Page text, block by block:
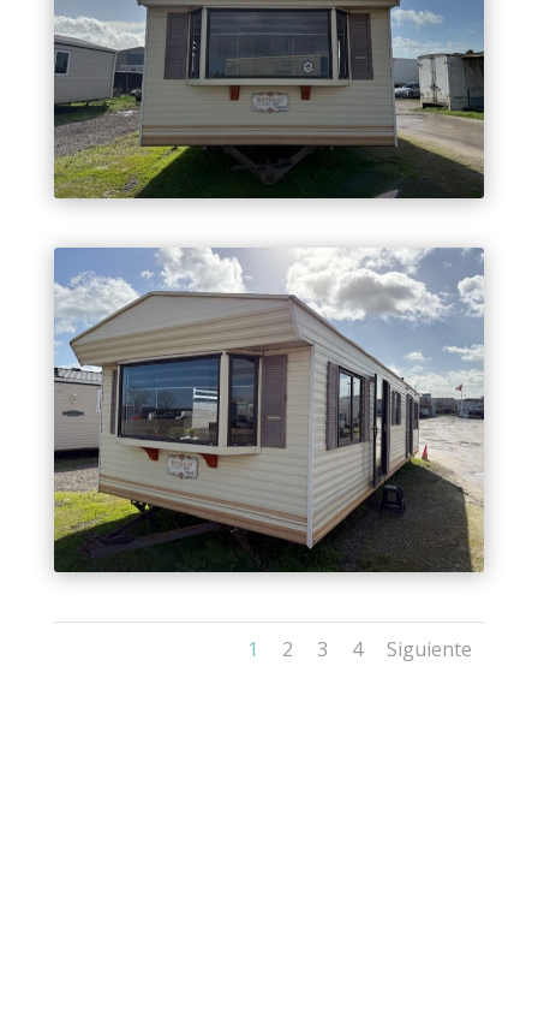
1 2 3 4 Siguiente